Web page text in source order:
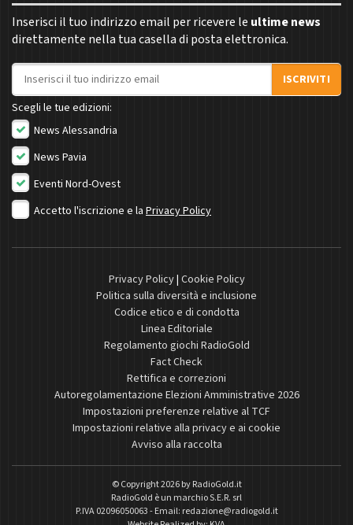
Inserisci il tuo indirizzo email per ricevere le ultime news
direttamente nella tua casella di posta elettronica.
Indirizzo email
ISCRIVITI
Scegli le tue edizioni:
News Alessandria
News Pavia
Eventi Nord-Ovest
Accetto l'iscrizione e la Privacy Policy
Privacy Policy| Cookie Policy
Politica sulla diversità e inclusione
Codice etico e di condotta
Linea Editoriale
Regolamento giochi RadioGold
Fact Check
Rettifica e correzioni
Autoregolamentazione Elezioni Amministrative 2026
Impostazioni preferenze relative al TCF
Impostazioni relative alla privacy e ai cookie
Avviso alla raccolta
© Copyright 2026 byRadioGold.it
RadioGold è un marchio S.E.R. srl
P.IVA 02096050063 - Email: redazione@radiogold.it